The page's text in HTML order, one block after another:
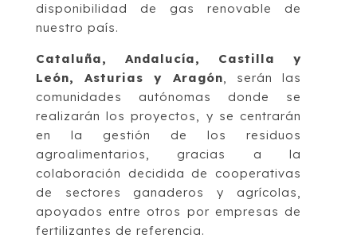
disponibilidad de gas renovable de
nuestro país.
Cataluña, Andalucía, Castilla y
León, Asturias y Aragón, serán las
comunidades autónomas donde se
realizarán los proyectos, y se centrarán
en la gestión de los residuos
agroalimentarios, gracias a la
colaboración decidida de cooperativas
de sectores ganaderos y agrícolas,
apoyados entre otros por empresas de
fertilizantes de referencia.